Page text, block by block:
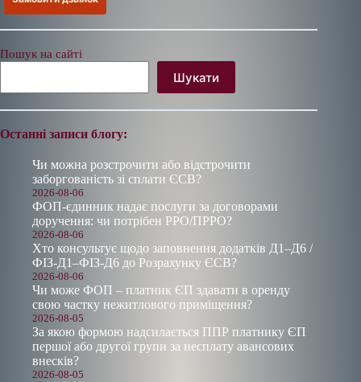
Пошук на сайті
Шукати
Останні записи блогу:
Чи можна розстрочити або відстрочити
заборгованість зі сплати ЄСВ?
2026-08-06
ФОП-єдинник надає послуги за договорами
доручення: чи потрібен РРО/ПРРО?
2026-08-06
Хто консультує щодо заповнення додатків Д1–Д6 /
ФІЗ-Д1–ФІЗ-Д6 до Розрахунку ЄСВ?
2026-08-06
Чи може ФОП – платник ЄП здавати в оренду
свою частку нежитлового приміщення?
2026-08-05
За якою формою надсилається ППР платнику ЄП
першої або другої групи за несплату авансових
внесків?
2026-08-05